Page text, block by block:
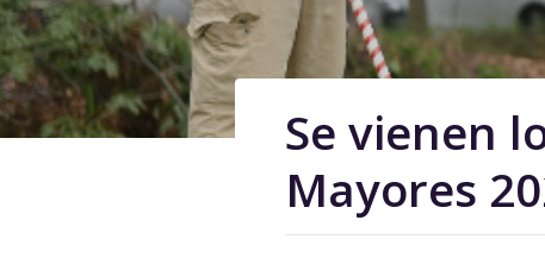
Se vienen
Mayores